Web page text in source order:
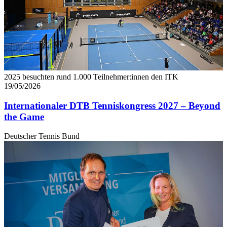
2025 besuchten rund 1.000 Teilnehmer:innen den ITK
19/05/2026
Internationaler DTB Tenniskongress 2027 – Beyond
the Game
Deutscher Tennis Bund